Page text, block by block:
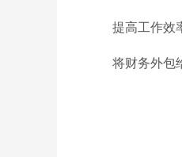
提高工作效
将财务外包